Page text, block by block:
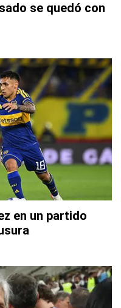
se quedó con
en un partido